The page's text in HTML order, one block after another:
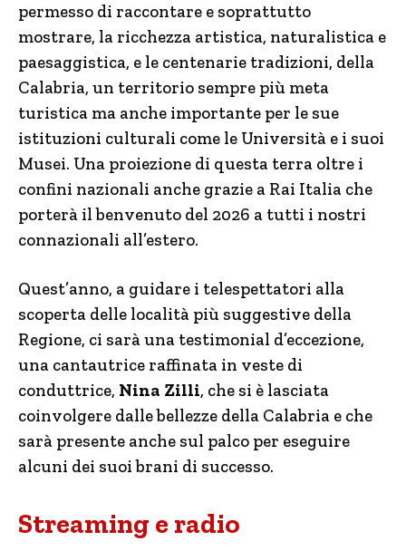
permesso di raccontare e soprattutto
mostrare, la ricchezza artistica, naturalistica e
paesaggistica, e le centenarie tradizioni, della
Calabria, un territorio sempre più meta
turistica ma anche importante per le sue
istituzioni culturali come le Università e i suoi
Musei. Una proiezione di questa terra oltre i
confini nazionali anche grazie a Rai Italia che
porterà il benvenuto del 2026 a tutti i nostri
connazionali all’estero.
Quest’anno, a guidare i telespettatori alla
scoperta delle località più suggestive della
Regione, ci sarà una testimonial d’eccezione,
una cantautrice raffinata in veste di
conduttrice, Nina Zilli, che si è lasciata
coinvolgere dalle bellezze della Calabria e che
sarà presente anche sul palco per eseguire
alcuni dei suoi brani di successo.
Streaming e radio